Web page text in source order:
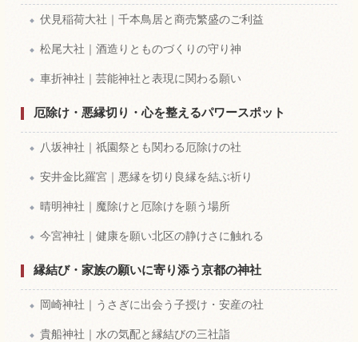
伏見稲荷大社｜千本鳥居と商売繁盛のご利益
松尾大社｜酒造りとものづくりの守り神
車折神社｜芸能神社と表現に関わる願い
厄除け・悪縁切り・心を整えるパワースポット
八坂神社｜祇園祭とも関わる厄除けの社
安井金比羅宮｜悪縁を切り良縁を結ぶ祈り
晴明神社｜魔除けと厄除けを願う場所
今宮神社｜健康を願い北区の静けさに触れる
縁結び・家族の願いに寄り添う京都の神社
岡崎神社｜うさぎに出会う子授け・安産の社
貴船神社｜水の気配と縁結びの三社詣